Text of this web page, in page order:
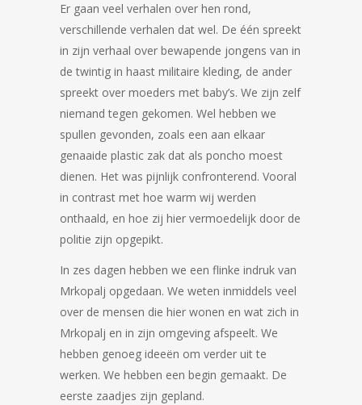
Er gaan veel verhalen over hen rond,
verschillende verhalen dat wel. De één spreekt
in zijn verhaal over bewapende jongens van in
de twintig in haast militaire kleding, de ander
spreekt over moeders met baby’s. We zijn zelf
niemand tegen gekomen. Wel hebben we
spullen gevonden, zoals een aan elkaar
genaaide plastic zak dat als poncho moest
dienen. Het was pijnlijk confronterend. Vooral
in contrast met hoe warm wij werden
onthaald, en hoe zij hier vermoedelijk door de
politie zijn opgepikt.
In zes dagen hebben we een flinke indruk van
Mrkopalj opgedaan. We weten inmiddels veel
over de mensen die hier wonen en wat zich in
Mrkopalj en in zijn omgeving afspeelt. We
hebben genoeg ideeën om verder uit te
werken. We hebben een begin gemaakt. De
eerste zaadjes zijn gepland.